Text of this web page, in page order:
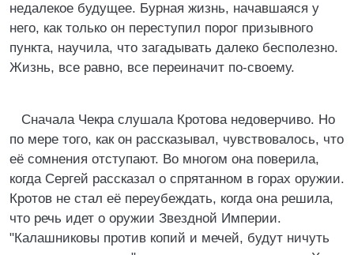
недалекое будущее. Бурная жизнь, начавшаяся у
него, как только он переступил порог призывного
пункта, научила, что загадывать далеко бесполезно.
Жизнь, все равно, все переиначит по-своему.
Сначала Чекра слушала Кротова недоверчиво. Но
по мере того, как он рассказывал, чувствовалось, что
её сомнения отступают. Во многом она поверила,
когда Сергей рассказал о спрятанном в горах оружии.
Кротов не стал её переубеждать, когда она решила,
что речь идет о оружии Звездной Империи.
"Калашниковы против копий и мечей, будут ничуть